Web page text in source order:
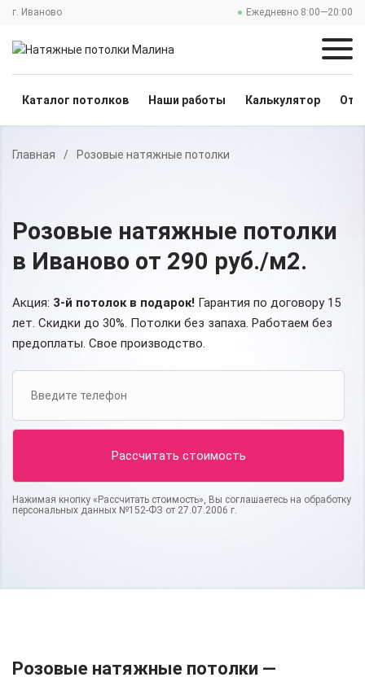
г. Иваново Ежедневно 8:00—20:00
Каталог потолков Наши работы Калькулятор
Главная / Розовые натяжные потолки
Розовые натяжные потолки
в Иваново от 290 руб./м2.
Акция: 3-й потолок в подарок! Гарантия по договору 15
лет. Скидки до 30%. Потолки без запаха. Работаем без
предоплаты. Свое производство.
Нажимая кнопку «Рассчитать стоимость», Вы соглашаетесь на обработку
персональных данных №152-ФЗ от 27.07.2006 г.
Розовые натяжные потолки —